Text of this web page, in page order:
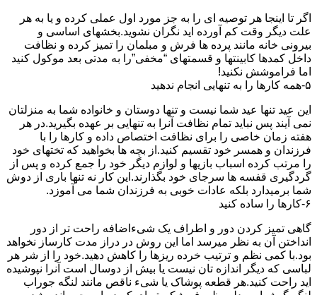
اگر تا اینجا هر توصیه ای را به جز مورد اول عملی کرده و یا به هر
علت دیگر وقت کم آورده اید نگران نشوید.بخشهای اساسی و
بیرونی خانه مانند پرده ها فرش و مبلمان را تمیز کرده و نظافت
داخل کمدها کابینتها و قسمتهای “مخفی”را به مدتی بعد موکول کنید
اما فراموشش نکنید!
۵-همه کارها را به تنهایی انجام ندهید
این عید تنها عید شما نیست و تنها دوستان و خانواده شما به منزلتان
نمی آیند پس نباید تمام نظافت آنرا به تنهایی بر عهده بگیرید.در هر
هفته زمان خاصی را برای نظافت اختصاص داده و کارها را با
فرزندان و همسر خود تقسیم کنید.از بچه ها بخواهید که تختهای خود
را مرتب کرده اسباب بازیها و لوازم دیگر خود را جمع کرده و پس از
گردگیری قفسه ها سرجای خود بگذارند.این کار نه تنها باری از دوش
شما برمیدارد بلکه عادات خوبی به فرزندان شما می آموزد.
۶-کارها را ساده کنید
گاهی تمیز کردن دور و اطراف یک شیءاضافه راحت تر از دور
انداختن آن به نظر میرسد اما این روش در دراز مدت کارساز نخواهد
بود.با کمی نظم و ترتیب خرده ریزها را کاهش دهید.خود را از شر هر
لباسی که دیگر اندازه تان نیست یا بیش از دوسال است آنرا نپوشیده
اید راحت کنید.هر قطعه پوشاک یا شیء ناقص مانند لنگه جوراب